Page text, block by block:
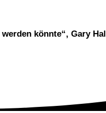
könnte“, Gary